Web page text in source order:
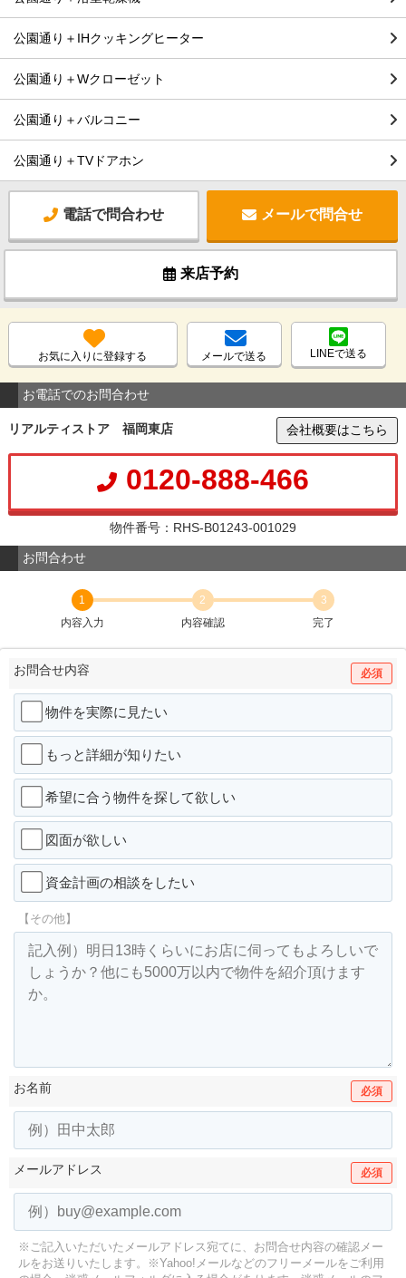
公園通り＋IHクッキングヒーター
公園通り＋Wクローゼット
公園通り＋バルコニー
公園通り＋TVドアホン
電話で問合わせ メールで問合せ
来店予約
お気に入りに登録する メールで送る LINEで送る
お電話でのお問合わせ
リアルティストア 福岡東店 会社概要はこちら
0120-888-466
物件番号：RHS-B01243-001029
お問合わせ
1
内容入力
2
内容確認
3
完了
お問合せ内容 必須
物件を実際に見たい
もっと詳細が知りたい
希望に合う物件を探して欲しい
図面が欲しい
資金計画の相談をしたい
【その他】
お名前 必須
メールアドレス 必須
※ご記入いただいたメールアドレス宛てに、お問合せ内容の確認メー
ルをお送りいたします。
※Yahoo!メールなどのフリーメールをご利用